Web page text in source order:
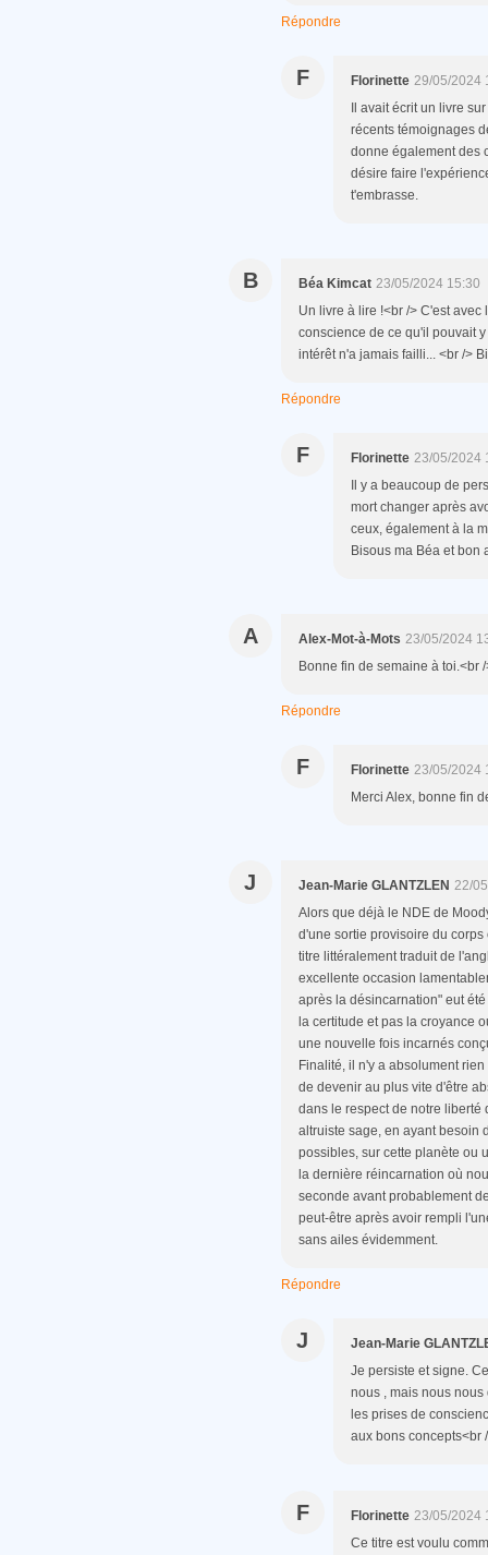
Répondre
F Florinette 29/05/2024
Il avait écrit un livre
récents témoignages
donne également des
désire faire
t'embrasse.
B Béa Kimcat 23/05/2024 15:30
Un livre à lire !<br /> C'est
conscience de ce qu'il pouvait
intérêt n'a jamais failli... <br />
Répondre
F Florinette 23/05/2024
Il y a beaucoup de
mort changer après
ceux, également à la
Bisous ma Béa et bon
A Alex-Mot-à-Mots 23/05/2024
Bonne fin de semaine à toi.<br
Répondre
F Florinette 23/05/2024
Merci Alex, bonne fin
J Jean-Marie GLANTZLEN 22/
Alors que déjà le NDE de
d'une sortie provisoire du
titre littéralement traduit de
excellente occasion
après la désincarnation" eut
la certitude et pas la croyance
une nouvelle fois incarnés
Finalité, il n'y a absolument
de devenir au plus vite d'être
dans le respect de notre liberté
altruiste sage, en ayant besoin
possibles, sur cette planète ou
la dernière réincarnation où
seconde avant probablement
peut-être après avoir rempli
sans ailes évidemment.
Répondre
J
Jean-Marie
Je persiste et signe.
nous , mais nous
les prises de
aux bons concepts<br
F Florinette 23/05/2024
Ce titre est voulu